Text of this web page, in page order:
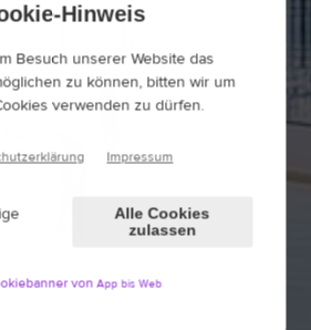
Hinweis
Besuch unserer Website das
zu können, bitten wir um
verwenden zu dürfen.
Impressum
Alle Cookies
zulassen
vonApp bis Web